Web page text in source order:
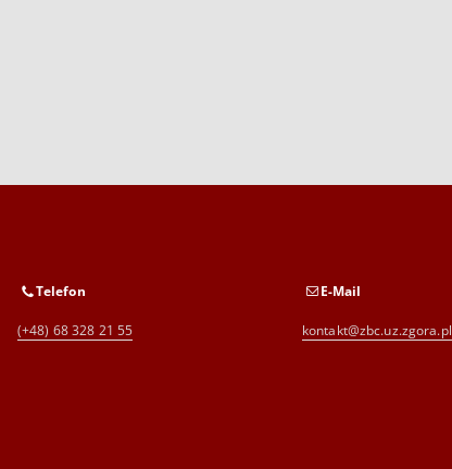
Telefon
(+48) 68 328 21 55
E-Mail
kontakt@zbc.uz.zgora.pl